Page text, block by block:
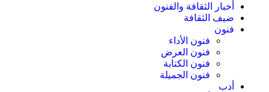
أخبار الثقافة والفنون
ضيف الثقافة
فنون
فنون الأداء
فنون العرض
فنون الكتابة
فنون الجميلة
أدب